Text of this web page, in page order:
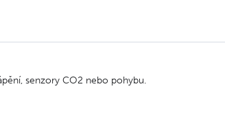
senzory CO2 nebo pohybu.